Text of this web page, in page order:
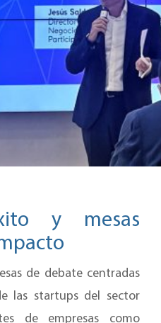
y mesas
de debate centradas
las startups del sector
de empresas como